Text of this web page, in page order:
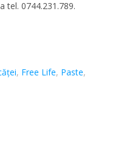
tel. 0744.231.789.
, Free Life, Paste,